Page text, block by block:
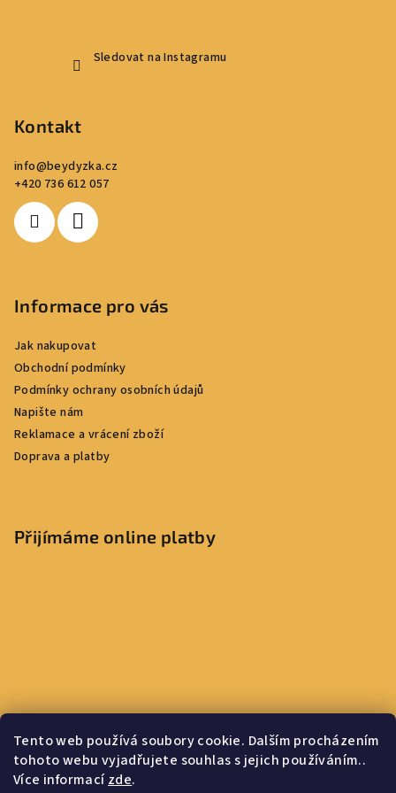
Tento web používá soubory cookie. Dalším procházením
tohoto webu vyjadřujete souhlas s jejich používáním..
Více informacízde.
Sledovat na Instagramu
Kontakt
info@beydyzka.cz
+420 736 612 057
Informace pro vás
Jak nakupovat
Obchodní podmínky
Podmínky ochrany osobních údajů
Napište nám
Reklamace a vrácení zboží
Doprava a platby
Přijímáme online platby